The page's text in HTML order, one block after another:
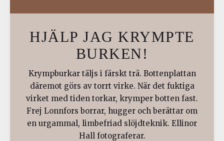
HJÄLP JAG KRYMPTE
BURKEN!
Krympburkar täljs i färskt trä. Bottenplattan
däremot görs av torrt virke. När det fuktiga
virket med tiden torkar, krymper botten fast.
Frej Lonnfors borrar, hugger och berättar om
en urgammal, limbefriad slöjdteknik. Ellinor
Hall fotograferar.